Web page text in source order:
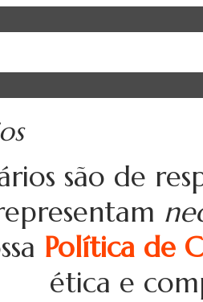
são de
Política de
ética e